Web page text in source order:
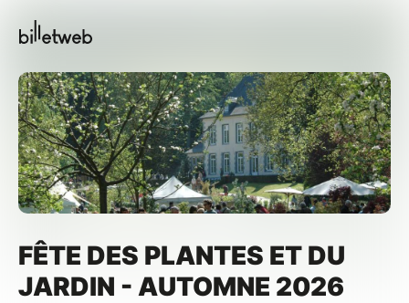
FÊTE DES PLANTES ET DU
JARDIN - AUTOMNE 2026